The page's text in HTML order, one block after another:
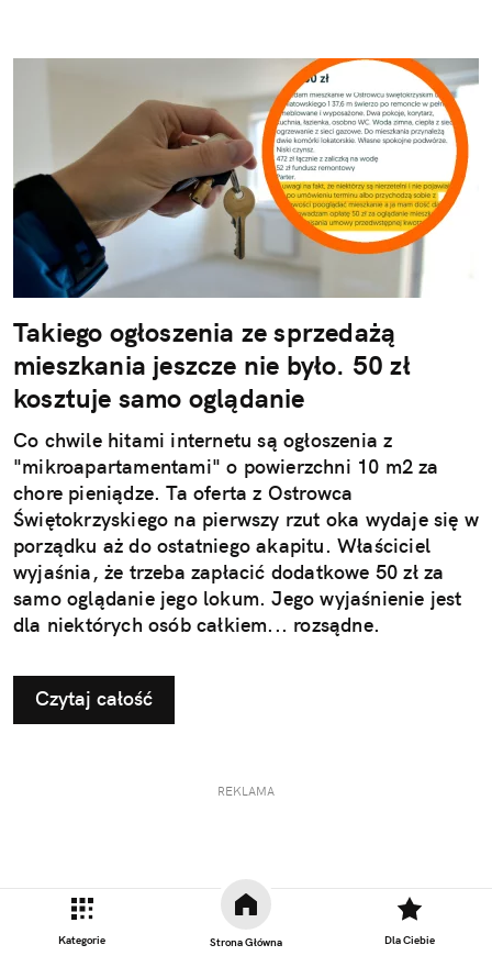
Kategorie Strona Główna Dla Ciebie
Takiego ogłoszenia ze sprzedażą
mieszkania jeszcze nie było. 50 zł
kosztuje samo oglądanie
Co chwile hitami internetu są ogłoszenia z
"mikroapartamentami" o powierzchni 10 m2 za
chore pieniądze. Ta oferta z Ostrowca
Świętokrzyskiego na pierwszy rzut oka wydaje się w
porządku aż do ostatniego akapitu. Właściciel
wyjaśnia, że trzeba zapłacić dodatkowe 50 zł za
samo oglądanie jego lokum. Jego wyjaśnienie jest
dla niektórych osób całkiem... rozsądne.
Czytaj całość
REKLAMA